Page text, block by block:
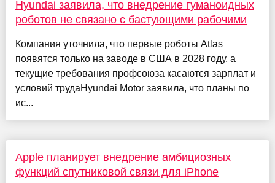
Hyundai заявила, что внедрение гуманоидных
роботов не связано с бастующими рабочими
Компания уточнила, что первые роботы Atlas
появятся только на заводе в США в 2028 году, а
текущие требования профсоюза касаются зарплат и
условий трудаHyundai Motor заявила, что планы по
ис...
Apple планирует внедрение амбициозных
функций спутниковой связи для iPhone